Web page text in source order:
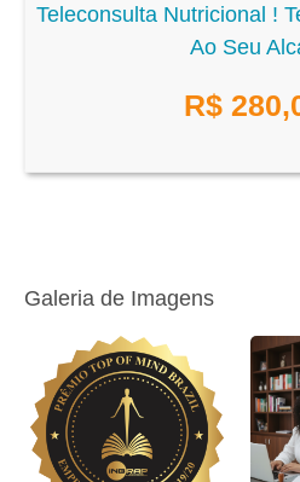
Teleconsulta Nutricional !
Ao Seu
R$
Galeria de Imagens